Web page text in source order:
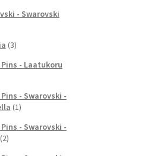
- Swarovski
(3)
- Laatukoru
- Swarovski -
(1)
- Swarovski -
(2)